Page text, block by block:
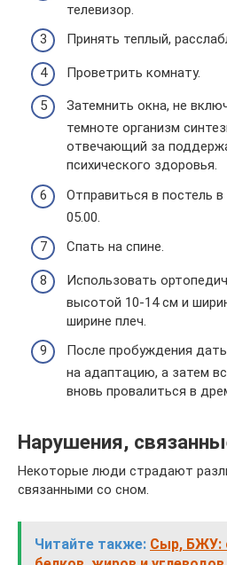
телевизор.
Принять теплый,
Проветрить комнату.
Затемнить окна, не
темноте организм
отвечающий за
психического здоровья.
Отправиться в постель
05.00.
Спать на спине.
Использовать
высотой 10-14 см и
ширине плеч.
После пробуждения
на адаптацию, а затем
вновь провалиться в
Нарушения,
Некоторые люди страдают
связанными со сном.
Читайте также: Сыр, БЖУ: